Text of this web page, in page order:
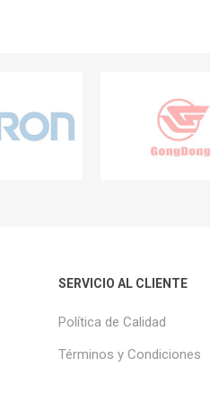
SERVICIO AL CLIENTE
Política de Calidad
Términos y Condiciones